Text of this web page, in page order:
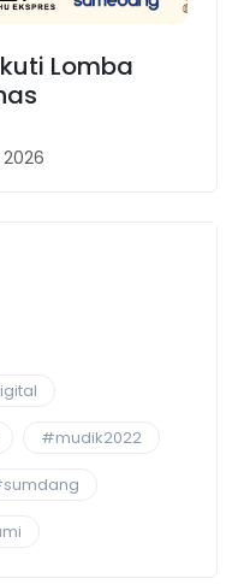
Karnaval
#mudik2022